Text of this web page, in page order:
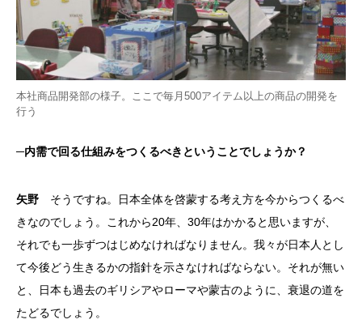
本社商品開発部の様子。ここで毎月500アイテム以上の商品の開発を
行う
─内需で回る仕組みをつくるべきということでしょうか？
矢野 そうですね。日本全体を啓蒙する考え方を今からつくるべ
きなのでしょう。これから20年、30年はかかると思いますが、
それでも一歩ずつはじめなければなりません。我々が日本人とし
て今後どう生きるかの指針を示さなければならない。それが無い
と、日本も過去のギリシアやローマや蒙古のように、衰退の道を
たどるでしょう。